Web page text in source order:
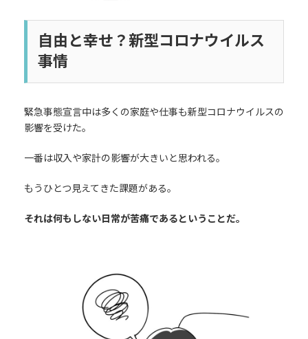
自由と幸せ？新型コロナウイルス
事情
緊急事態宣言中は多くの家庭や仕事も新型コロナウイルスの
影響を受けた。
一番は収入や家計の影響が大きいと思われる。
もうひとつ見えてきた課題がある。
それは何もしない日常が苦痛であるということだ。